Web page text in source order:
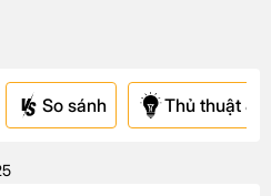
So sánh Thủ thuật &